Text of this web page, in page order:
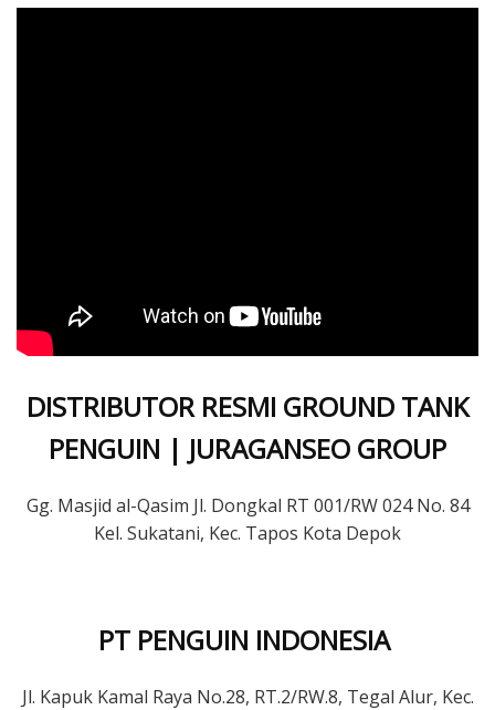
DISTRIBUTOR RESMI GROUND TANK
PENGUIN | JURAGANSEO GROUP
Gg. Masjid al-Qasim Jl. Dongkal RT 001/RW 024 No. 84
Kel. Sukatani, Kec. Tapos Kota Depok
PT PENGUIN INDONESIA
Jl. Kapuk Kamal Raya No.28, RT.2/RW.8, Tegal Alur, Kec.